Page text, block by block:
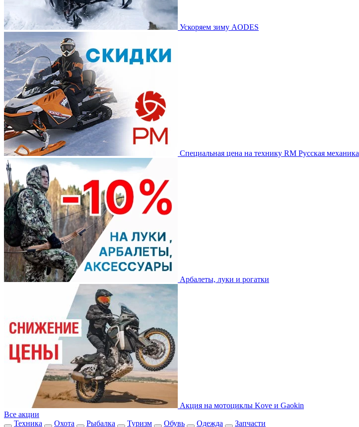
Ускоряем зиму AODES
Специальная цена на технику RM Русская механика
Арбалеты, луки и рогатки
Акция на мотоциклы Kove и Gaokin
Все акции
Техника
Охота Рыбалка Туризм Обувь Одежда Запчасти